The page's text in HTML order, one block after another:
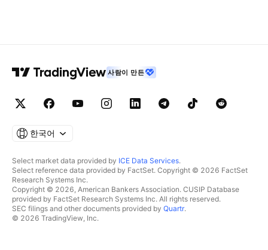
사람이 만든
한국어
Select market data provided by ICE Data Services.
Select reference data provided by FactSet. Copyright © 2026 FactSet
Research Systems Inc.
Copyright © 2026, American Bankers Association. CUSIP Database
provided by FactSet Research Systems Inc. All rights reserved.
SEC filings and other documents provided by Quartr.
© 2026 TradingView, Inc.